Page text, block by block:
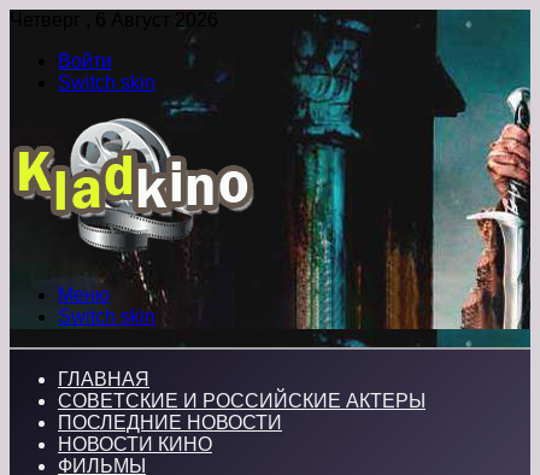
Четверг , 6 Август 2026
Войти
Switch skin
Меню
Switch skin
ГЛАВНАЯ
СОВЕТСКИЕ И РОССИЙСКИЕ АКТЕРЫ
ПОСЛЕДНИЕ НОВОСТИ
НОВОСТИ КИНО
ФИЛЬМЫ